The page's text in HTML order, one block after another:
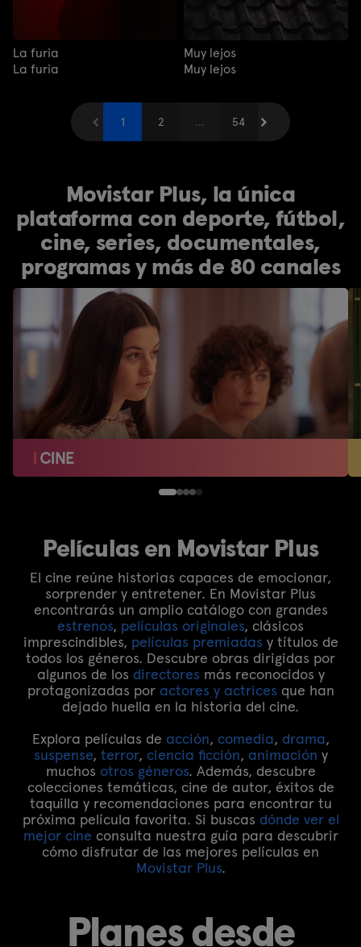
La furia
La furia
Muy lejos
Muy lejos
Anterior
1 2 ... 54
Siguiente
Movistar Plus, la única
plataforma con deporte, fútbol,
cine, series, documentales,
programas y más de 80 canales
Películas en Movistar Plus
El cine reúne historias capaces de emocionar,
sorprender y entretener. En Movistar Plus
encontrarás un amplio catálogo con grandes
estrenos, películas originales, clásicos
imprescindibles, películas premiadas y títulos de
todos los géneros. Descubre obras dirigidas por
algunos de los directores más reconocidos y
protagonizadas por actores y actrices que han
dejado huella en la historia del cine.
Explora películas de acción, comedia, drama,
suspense, terror, ciencia ficción, animación y
muchos otros géneros. Además, descubre
colecciones temáticas, cine de autor, éxitos de
taquilla y recomendaciones para encontrar tu
próxima película favorita. Si buscas dónde ver el
mejor cine consulta nuestra guía para descubrir
cómo disfrutar de las mejores películas en
Movistar Plus.
Planes desde